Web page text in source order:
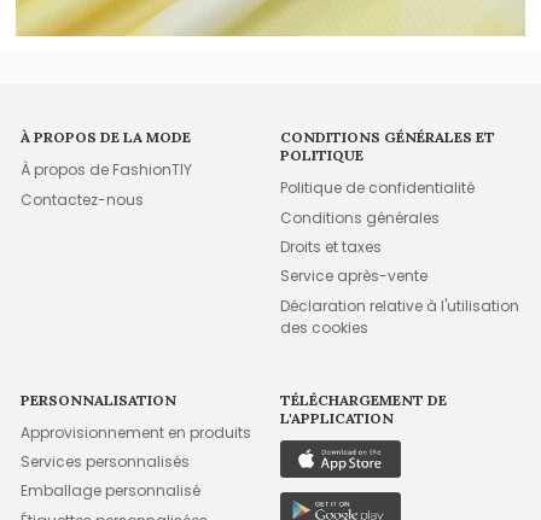
À PROPOS DE LA MODE
À propos de FashionTIY
Contactez-nous
CONDITIONS GÉNÉRALES ET
POLITIQUE
Politique de confidentialité
Conditions générales
Droits et taxes
Service après-vente
Déclaration relative à l'utilisation
des cookies
PERSONNALISATION
Approvisionnement en produits
Services personnalisés
Emballage personnalisé
TÉLÉCHARGEMENT DE
L'APPLICATION